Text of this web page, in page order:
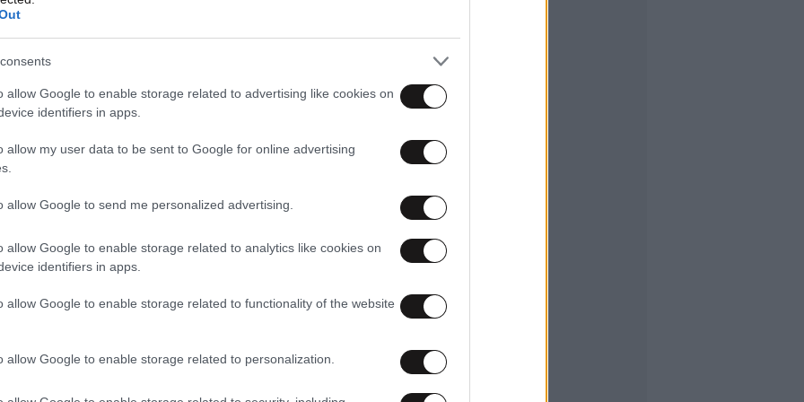
allow Google to enable storage related to advertising like cookies on
identifiers in apps.
allow my user data to be sent to Google for online advertising
allow Google to send me personalized advertising.
allow Google to enable storage related to analytics like cookies on
identifiers in apps.
allow Google to enable storage related to functionality of the website
allow Google to enable storage related to personalization.
δαπανών
90 δισ. ευρώ από την Ευρωπαϊκή
να αυξήσει τις αμυντικές δαπάνες
χρίβνια (97 δισ. δολάρια) φέτος. Η
να ξεκινήσει αυτό το μήνα.
θα αυξήσει τον βασικό μισθό των
χρίβνια (700 δολάρια).
με τον μέσο μηνιαίο μισθό της χώρας, ο
διάρκεια του πολέμου
λόγω έλλειψης
αναλυτές και οικονομολόγους.
στην πρώτη γραμμή θα λαμβάνουν μέσο